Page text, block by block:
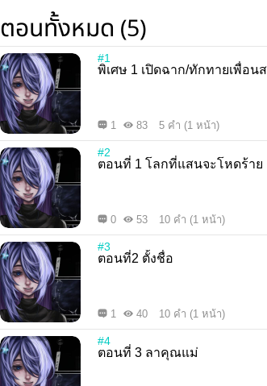
ตอนทั้งหมด (5)
#1
พิเศษ 1 เปิดฉาก/ทักทายเพื่อน
1 83 5 คำ (1 หน้า)
#2
ตอนที่ 1 โลกที่แสนจะโหดร้าย
0 53 10 คำ (1 หน้า)
#3
ตอนที่2 ตั้งชื่อ
1 40 10 คำ (1 หน้า)
#4
ตอนที่ 3 ลาคุณแม่